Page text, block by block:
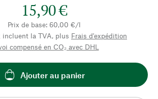
15,90 €
Prix de base: 60,00 €/l
incluent la TVA, plus Frais d'expédition
compensé en CO₂ avec DHL
Ajouter au panier